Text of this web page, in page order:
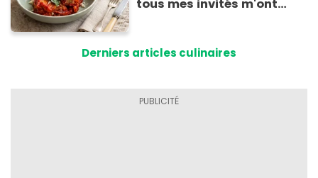
tous mes invités m'ont
Derniers articles culinaires